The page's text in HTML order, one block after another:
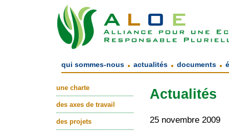
qui sommes-nous . actualités . documents .
une charte
des axes de travail
des projets
Actualités
25 novembre 2009